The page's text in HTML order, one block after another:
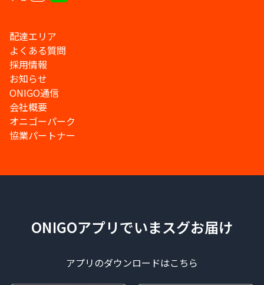
配達エリア
よくある質問
採用情報
お知らせ
ONIGO通信
会社概要
オニゴーパーク
協業パートナー
ONIGOアプリでいまスグお届け
アプリのダウンロードはこちら